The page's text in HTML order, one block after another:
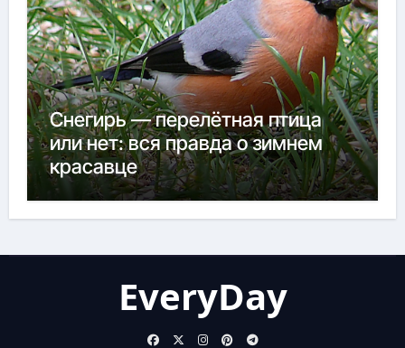
Снегирь — перелётная птица
или нет: вся правда о зимнем
красавце
EveryDay